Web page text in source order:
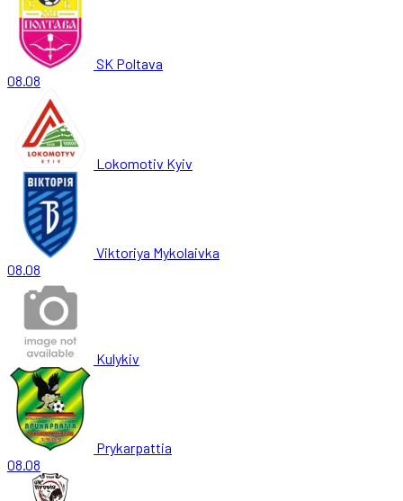
SK Poltava
08.08
Lokomotiv Kyiv
Viktoriya Mykolaivka
08.08
Kulykiv
Prykarpattia
08.08